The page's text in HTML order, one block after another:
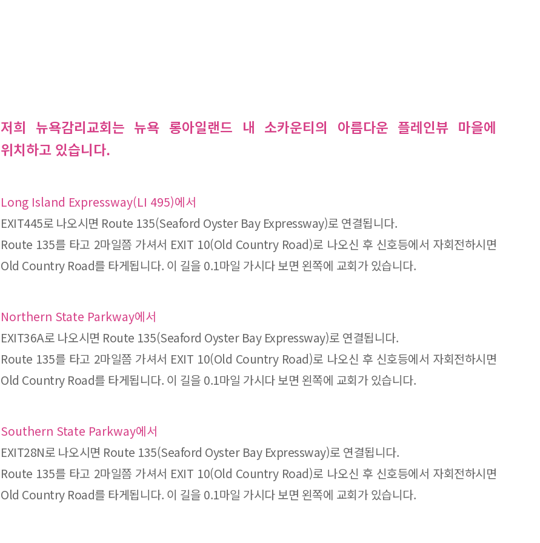
저희 뉴욕감리교회는 뉴욕 롱아일랜드 내 소카운티의 아름다운 플레인뷰 마을에
위치하고 있습니다.
Long Island Expressway(LI 495)에서
EXIT445로 나오시면 Route 135(Seaford Oyster Bay Expressway)로 연결됩니다.
Route 135를 타고 2마일쯤 가셔서 EXIT 10(Old Country Road)로 나오신 후 신호등에서 자회전하시면
Old Country Road를 타게됩니다. 이 길을 0.1마일 가시다 보면 왼쪽에 교회가 있습니다.
Northern State Parkway에서
EXIT36A로 나오시면 Route 135(Seaford Oyster Bay Expressway)로 연결됩니다.
Route 135를 타고 2마일쯤 가셔서 EXIT 10(Old Country Road)로 나오신 후 신호등에서 자회전하시면
Old Country Road를 타게됩니다. 이 길을 0.1마일 가시다 보면 왼쪽에 교회가 있습니다.
Southern State Parkway에서
EXIT28N로 나오시면 Route 135(Seaford Oyster Bay Expressway)로 연결됩니다.
Route 135를 타고 2마일쯤 가셔서 EXIT 10(Old Country Road)로 나오신 후 신호등에서 자회전하시면
Old Country Road를 타게됩니다. 이 길을 0.1마일 가시다 보면 왼쪽에 교회가 있습니다.